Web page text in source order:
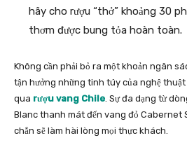
hãy cho rượu “thở” khoảng 30
thơm được bung tỏa hoàn toàn.
Không cần phải bỏ ra một khoản ngân
tận hưởng những tinh túy của nghệ
qua rượu vang Chile. Sự đa dạng từ
Blanc thanh mát đến vang đỏ Cabernet
chắn sẽ làm hài lòng mọi thực khách.